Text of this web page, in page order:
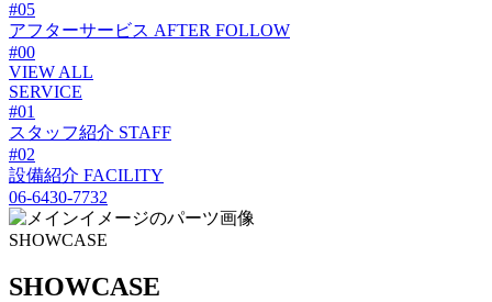
#05
アフターサービス AFTER FOLLOW
#00
VIEW ALL
SERVICE
#01
スタッフ紹介 STAFF
#02
設備紹介 FACILITY
06-6430-7732
SHOWCASE
SHOWCASE